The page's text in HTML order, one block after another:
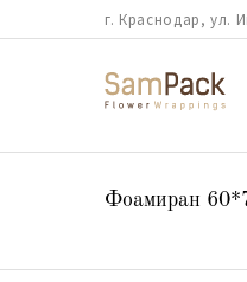
г. Краснодар, ул.
Фоамиран